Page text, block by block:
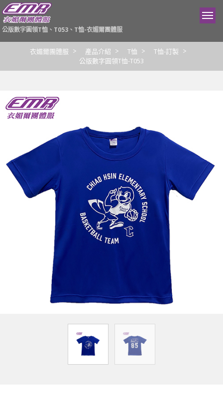
公版數字圓領T恤、T053、T恤-衣媚爾團體服
衣媚爾團體服 產品介紹 T恤
T恤-訂製
公版數字圓領T恤-T053